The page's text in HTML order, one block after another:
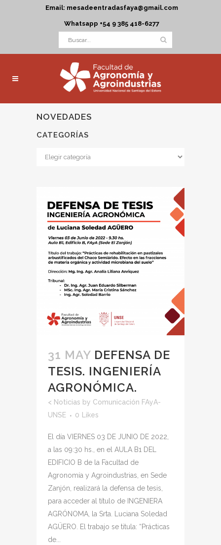
Email: mesadeentradasfaya@gmail.com
Whatsapp +54 9 385 418-6277
NOVEDADES
CATEGORÍAS
Categorías
31 MAY DEFENSA DE
TESIS. INGENIERÍA
AGRONÓMICA.
< Noticias by Comunicación FAyA-
UNSE
0 Likes
El día VIERNES 03 DE JUNIO DE 2022,
a las 09:30 hs., en el AULA B1 DEL
EDIFICIO B de la Facultad de
Agronomía y Agroindustrias, en Sede
Zanjón, realizará la defensa de tesis,
para acceder al título de INGENIERA
AGRÓNOMA, la Srta. Luciana Soledad
AGÜERO. El trabajo se titula: “Prácticas
de...